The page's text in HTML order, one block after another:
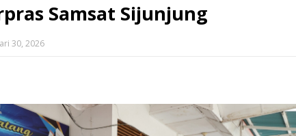
Samsat Sijunjung
30, 2026